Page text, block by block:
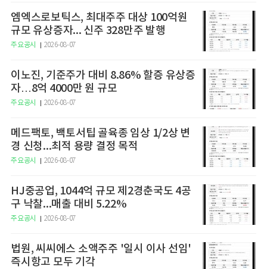
엠엑스로보틱스, 최대주주 대상 100억원
규모 유상증자... 신주 328만주 발행
주요공시 2026-08-07
이노진, 기준주가 대비 8.86% 할증 유상증
자…8억 4000만 원 규모
주요공시 2026-08-07
메드팩토, 백토서팁 골육종 임상 1/2상 변
경 신청...최적 용량 결정 목적
주요공시 2026-08-07
HJ중공업, 1044억 규모 제2경춘국도 4공
구 낙찰...매출 대비 5.22%
주요공시 2026-08-07
법원, 씨씨에스 소액주주 '일시 이사 선임'
즉시항고 모두 기각